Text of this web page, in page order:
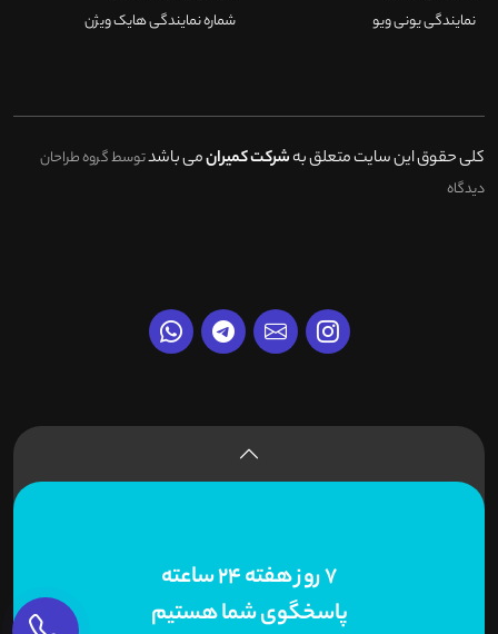
نمایندگی یونی ویو
شماره نمایندگی هایک ویژن
کلی حقوق این سایت متعلق بهشرکت کمیرانمی باشدتوسط گروه طراحان
دیدگاه
7 روز هفته 24 ساعته
پاسخگوی شما هستیم